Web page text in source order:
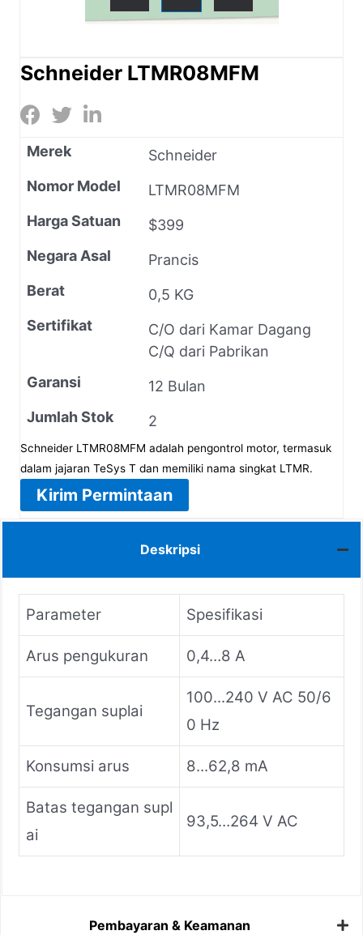
Schneider LTMR08MFM
Merek
Schneider
Nomor Model
LTMR08MFM
Harga Satuan
$399
Negara Asal
Prancis
Berat
0,5 KG
Sertifikat
C/O dari Kamar Dagang
C/Q dari Pabrikan
Garansi
12 Bulan
Jumlah Stok
2
Schneider LTMR08MFM adalah pengontrol motor, termasuk
dalam jajaran TeSys T dan memiliki nama singkat LTMR.
Kirim Permintaan
Deskripsi
Parameter Spesifikasi
Arus pengukuran 0,4…8 A
Tegangan suplai
100...240 V AC 50/6
0 Hz
Konsumsi arus 8...62,8 mA
Batas tegangan supl
ai
93,5…264 V AC
Pembayaran & Keamanan